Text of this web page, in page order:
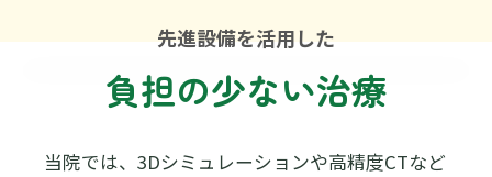
先進設備を活用した
負担の少ない治療
当院では、3Dシミュレーションや高精度CTなど